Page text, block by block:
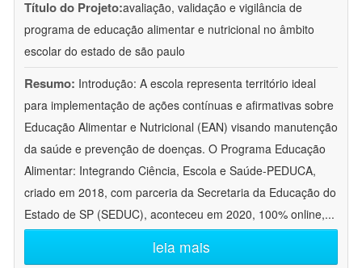
Título do Projeto:avaliação, validação e vigilância de
programa de educação alimentar e nutricional no âmbito
escolar do estado de são paulo
Resumo: Introdução: A escola representa território ideal
para implementação de ações contínuas e afirmativas sobre
Educação Alimentar e Nutricional (EAN) visando manutenção
da saúde e prevenção de doenças. O Programa Educação
Alimentar: Integrando Ciência, Escola e Saúde-PEDUCA,
criado em 2018, com parceria da Secretaria da Educação do
Estado de SP (SEDUC), aconteceu em 2020, 100% online,...
leia mais